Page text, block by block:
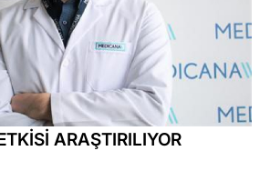
ARAŞTIRILIYOR